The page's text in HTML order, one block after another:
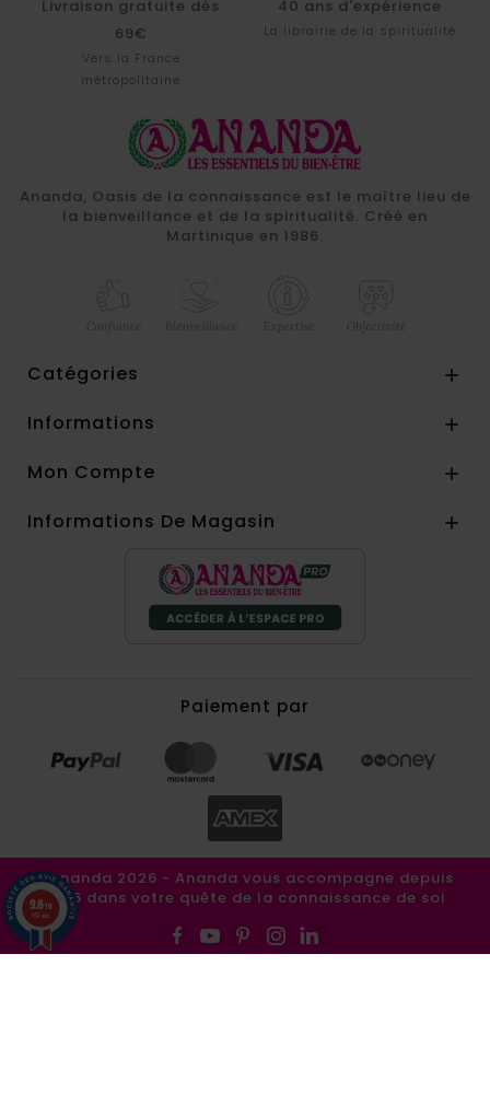
Livraison gratuite dès
69€
Vers la France
métropolitaine
40 ans d'expérience
La librairie de la spiritualité
Ananda, Oasis de la connaissance est le maître lieu de
la bienveillance et de la spiritualité. Créé en
Martinique en 1986.
Catégories 
Informations 
Mon Compte 
Informations De Magasin 
Paiement par
©Ananda 2026 - Ananda vous accompagne depuis
1986 dans votre quête de la connaissance de soi
9.8/10
857 avis